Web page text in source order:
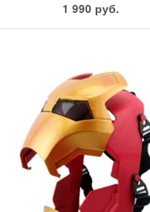
1 990 руб.